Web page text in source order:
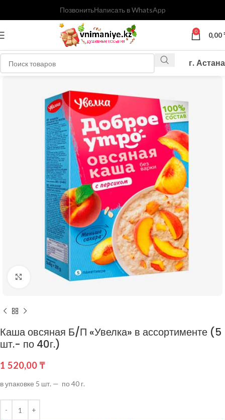
ПозвонитьНаписать в WhatsApp
0 0,00
г. Астана
Нажмите, чтобы увеличить
Каша овсяная Б/П «Увелка» в ассортименте (5
шт.- по 40г.)
1 520,00 ₸
в упаковке 5 шт. — по 40 г.